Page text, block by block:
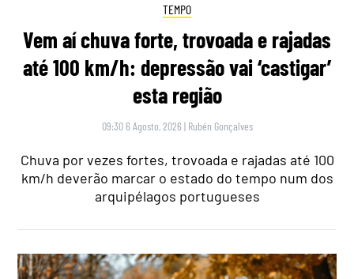
TEMPO
Vem aí chuva forte, trovoada e rajadas
até 100 km/h: depressão vai ‘castigar’
esta região
09:30 6 Agosto, 2026 | Rubén Gonçalves
Chuva por vezes fortes, trovoada e rajadas até 100
km/h deverão marcar o estado do tempo num dos
arquipélagos portugueses